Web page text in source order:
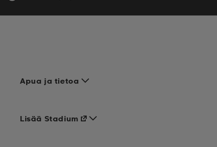
Apua ja tietoa
Lisää Stadium